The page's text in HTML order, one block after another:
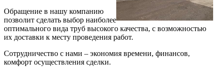
Обращение в нашу компанию
позволит сделать выбор наиболее
оптимального вида труб высокого качества, с возможностью
их доставки к месту проведения работ.
Сотрудничество с нами – экономия времени, финансов,
комфорт осуществления сделки.